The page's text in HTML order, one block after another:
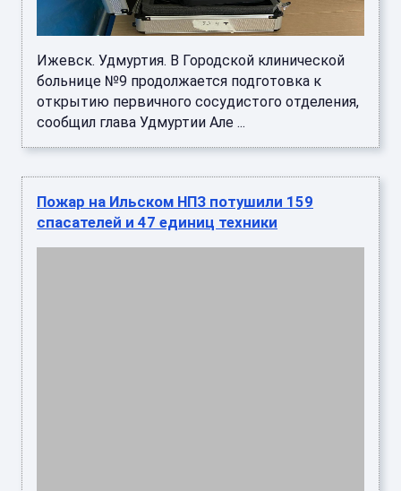
Ижевск. Удмуртия. В Городской клинической
больнице №9 продолжается подготовка к
открытию первичного сосудистого отделения,
сообщил глава Удмуртии Але ...
Пожар на Ильском НПЗ потушили 159
спасателей и 47 единиц техники